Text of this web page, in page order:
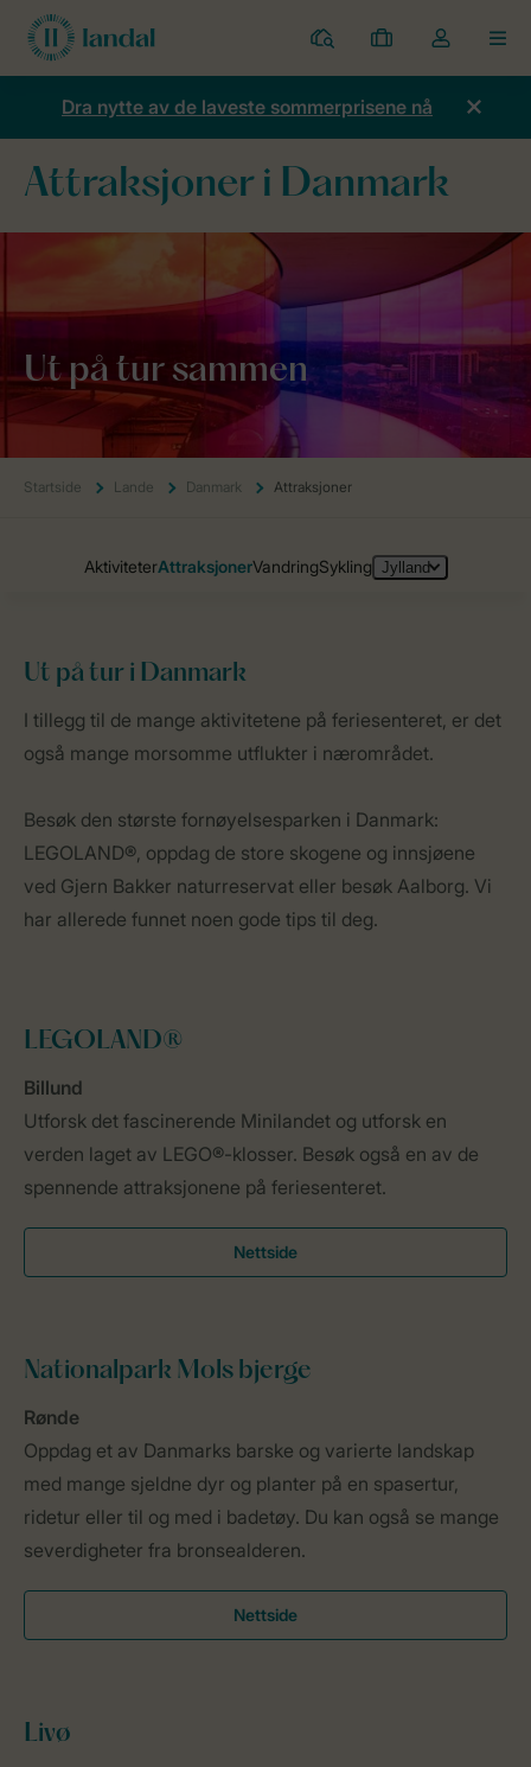
Parker
Mine
bestillinger
Toggle
the
my
Dra nytte av de laveste sommerprisene nå
Attraksjoner i Danmark
Ut på tur sammen
Startside Lande Danmark Attraksjoner
Startside Lande Danmark
Ut på tur i Danmark
I tillegg til de mange aktivitetene på feriesenteret, er det
også mange morsomme utflukter i nærområdet.
Besøk den største fornøyelsesparken i Danmark:
LEGOLAND®, oppdag de store skogene og innsjøene
ved Gjern Bakker naturreservat eller besøk Aalborg. Vi
har allerede funnet noen gode tips til deg.
LEGOLAND®
Billund
Utforsk det fascinerende Minilandet og utforsk en
verden laget av LEGO®-klosser. Besøk også en av de
spennende attraksjonene på feriesenteret.
Nettside
Nationalpark Mols bjerge
Rønde
Oppdag et av Danmarks barske og varierte landskap
med mange sjeldne dyr og planter på en spasertur,
ridetur eller til og med i badetøy. Du kan også se mange
severdigheter fra bronsealderen.
Nettside
Livø